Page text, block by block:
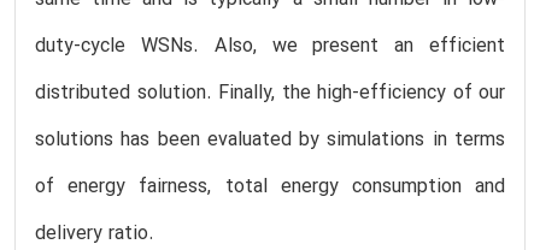
duty-cycle WSNs. Also, we present an efficient
distributed solution. Finally, the high-efficiency of our
solutions has been evaluated by simulations in terms
of energy fairness, total energy consumption and
delivery ratio.